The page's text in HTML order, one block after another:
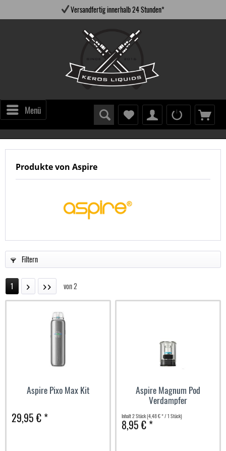
Versandfertig innerhalb 24 Stunden*
Menü
Produkte von Aspire
Filtern
1 von2
Aspire Pixo Max Kit
29,95 € *
Aspire Magnum Pod
Verdampfer
Inhalt2 Stück(4,48 € * / 1 Stück)
8,95 € *